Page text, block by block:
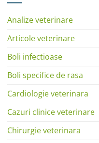
Analize veterinare
Articole veterinare
Boli infectioase
Boli specifice de rasa
Cardiologie veterinara
Cazuri clinice veterinare
Chirurgie veterinara